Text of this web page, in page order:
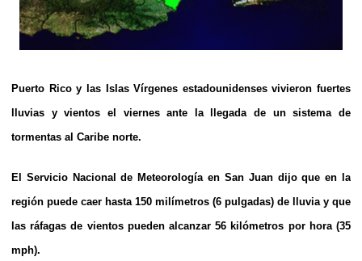
Puerto Rico y las Islas Vírgenes estadounidenses vivieron fuertes
lluvias y vientos el viernes ante la llegada de un sistema de
tormentas al Caribe norte.
El Servicio Nacional de Meteorología en San Juan dijo que en la
región puede caer hasta 150 milímetros (6 pulgadas) de lluvia y que
las ráfagas de vientos pueden alcanzar 56 kilómetros por hora (35
mph).